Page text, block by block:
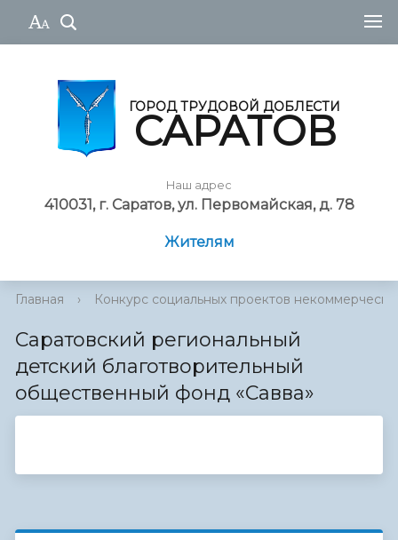
ГОРОД ТРУДОВОЙ ДОБЛЕСТИ
САРАТОВ
Наш адрес
410031, г. Саратов, ул. Первомайская, д. 78
Жителям
Главная › Конкурс социальных проектов некоммерческ...
Саратовский региональный
детский благотворительный
общественный фонд «Савва»